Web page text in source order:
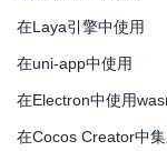
在Laya引擎中使用
在uni-app中使用
在Electron中使用
在Cocos Creator中